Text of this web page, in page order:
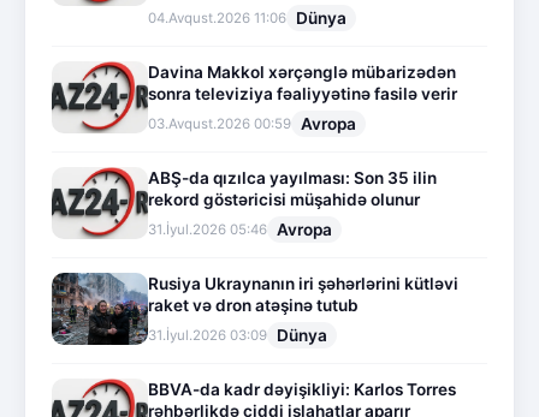
04.Avqust.2026 11:06 Dünya
Davina Makkol xərçənglə mübarizədən
sonra televiziya fəaliyyətinə fasilə verir
03.Avqust.2026 00:59 Avropa
ABŞ-da qızılca yayılması: Son 35 ilin
rekord göstəricisi müşahidə olunur
31.İyul.2026 05:46 Avropa
Rusiya Ukraynanın iri şəhərlərini kütləvi
raket və dron atəşinə tutub
31.İyul.2026 03:09 Dünya
BBVA-da kadr dəyişikliyi: Karlos Torres
rəhbərlikdə ciddi islahatlar aparır